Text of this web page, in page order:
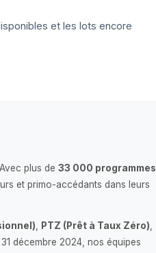
et les lots encore
plus de 33 000 programmes
et primo-accédants dans leurs
PTZ (Prêt à Taux Zéro)
décembre 2024, nos équipes